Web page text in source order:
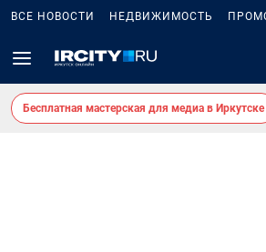
ВСЕ НОВОСТИ НЕДВИЖИМОСТЬ
Бесплатная мастерская для медиа в Иркутске